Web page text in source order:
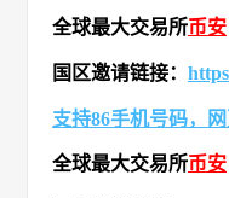
全球最大交易所币安
国区邀请链接：
支持86手机号码，网
全球最大交易所币安